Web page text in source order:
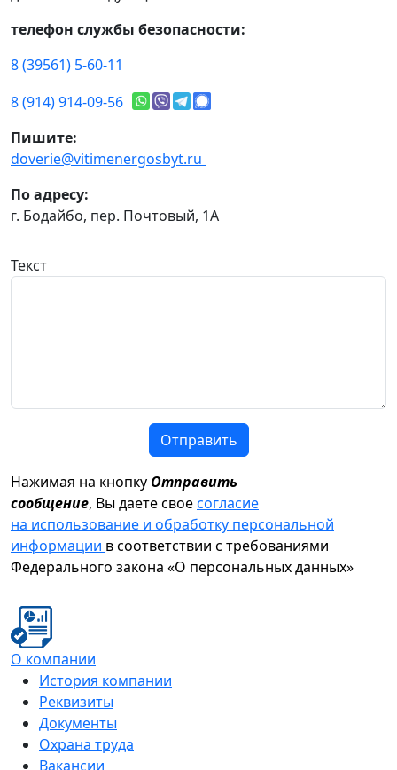
телефон службы безопасности:
8 (39561) 5-60-11
8 (914) 914-09-56
Пишите:
doverie@vitimenergosbyt.ru
По адресу:
г. Бодайбо, пер. Почтовый, 1А
Текст
Отправить
Нажимая на кнопку Отправить
сообщение, Вы даете своесогласие
на использование и обработку персональной
информации в соответствии с требованиями
Федерального закона «О персональных данных»
О компании
История компании
Реквизиты
Документы
Охрана труда
Вакансии